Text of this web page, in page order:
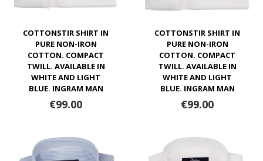
COTTONSTIR SHIRT IN
PURE NON-IRON
COTTON. COMPACT
TWILL. AVAILABLE IN
WHITE AND LIGHT
BLUE. INGRAM MAN
€99.00
COTTONSTIR SHIRT IN
PURE NON-IRON
COTTON. COMPACT
TWILL. AVAILABLE IN
WHITE AND LIGHT
BLUE. INGRAM MAN
€99.00